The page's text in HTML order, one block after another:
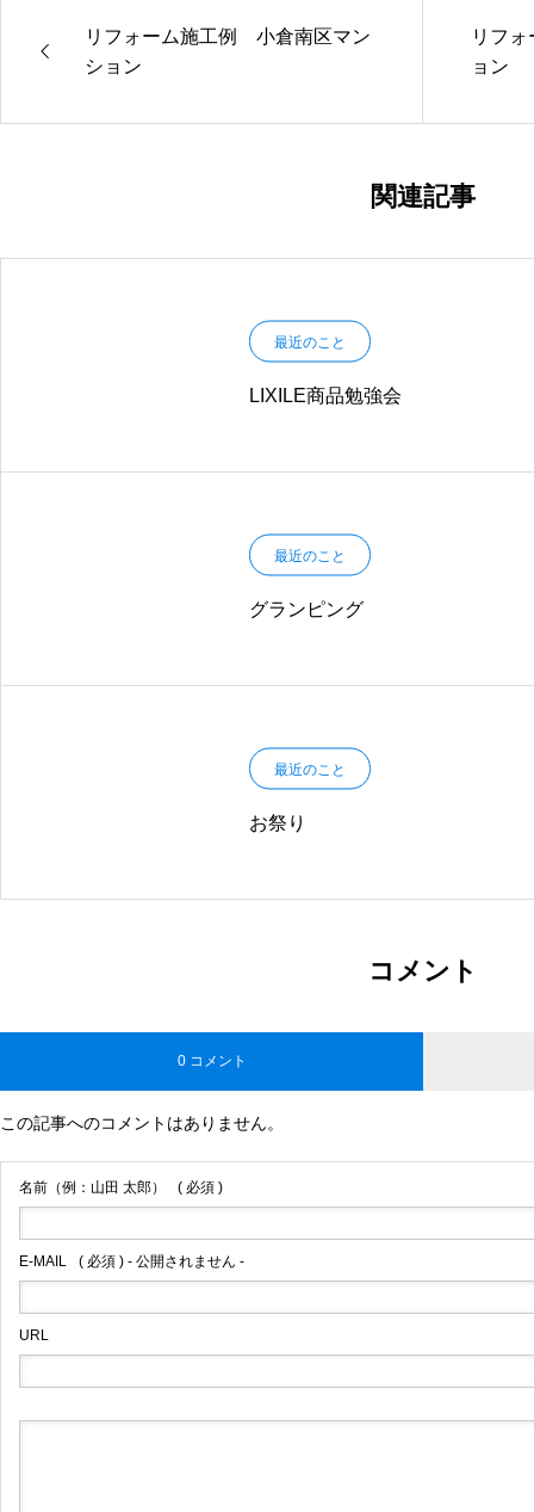
リフォーム施工例 小倉南区マン
ション
リフ
ョン
関連記事
最近のこと
LIXILE商品勉強会
最近のこと
グランピング
最近のこと
お祭り
コメント
0 コメント
この記事へのコメントはありません。
名前（例：山田 太郎） ( 必須 )
E-MAIL ( 必須 ) - 公開されません -
URL